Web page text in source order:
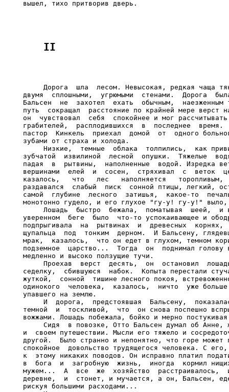
Дорога  шла  лесом. Невысокая, редкая чаща
двумя  сплошными,  угрюмыми  стенами.  Дорога
Бальсен  не  захотел  ехать  обычным,  наезженным
путь  сокращал  расстояние по крайней мере верст
он  чувствовал  себя  спокойнее и мог
грабителей,  расплодившихся  в  последнее
пастор  Кинкель  приехал  домой  от  одного
зубами от страха и холода.
Низкие,  темные  облака  толпились,  как
зубчатой  извилиной  лесной  опушки.  Тяжелые
падая  в  рытвины,  наполненные  водой. Изредка
вершинами  елей  и  сосен,  стряхивал  с  веток
казалось,   что   лес   наполняется   торопливым,
раздавался  слабый  писк  сонной птицы, легкий,
самой  глубине  лесного  затишья,  какое-то
монотонно гудело, и его глухое "гу-у! гу-у!"
Лошадь  быстро  бежала,  поматывая  шеей,  и
уверенном  беге  было  что-то успокаивающее и
подпрыгивала  на  рытвинах  и  древесных  корнях,
щупальца  под  тонким  дерном.  И Бальсену,
мрак,  казалось,  что он едет в глухом, темном
подземное  царство...  Тогда  он  поднимал голову
медленно и высоко ползущие тучи.
Проехав  верст  десять,  он  остановил
седелку,  сбившуюся  набок.  Копыта перестали
жуткой,  сонной  тишине лесного покоя,
одинокого  человека,  казалось,  ничто  уже
упавшего на землю.
И  дорога,  предстоявшая  Бальсену,
темной  и  тоскливой,  что  он снова поспешно
вожжами. Лошадь побежала, бойко и мерно
Сидя  в повозке, Отто Бальсен думал об Анне,
и  своем путешествии. Мысли его тяжело и
другой.  Было странно и непонятно, что горе может
спокойное  довольство трудящегося человека. С
к  этому никаких поводов. Он исправно платил
в  бога  и  загробную  жизнь,  иногда  кормил
мужем...  А  все  же  хозяйство  расстраивалось,
деревне,  и  стонет, и мучается, а он, Бальсен,
рискуя большими расходами...